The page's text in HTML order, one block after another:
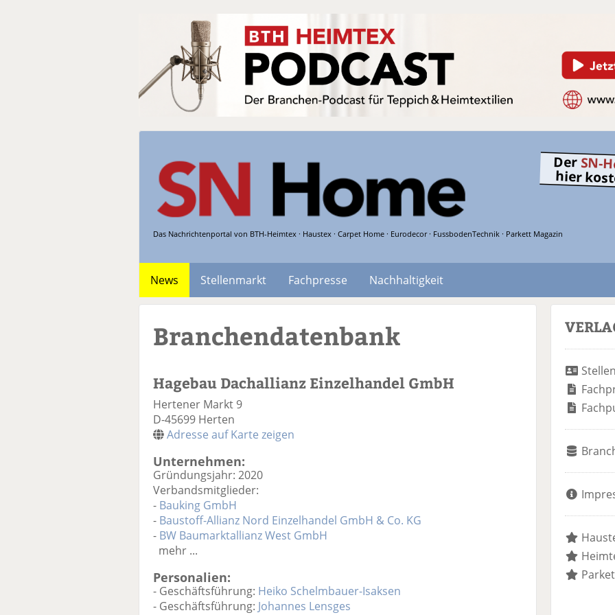
Das Nachrichtenportal von BTH-Heimtex · Haustex · Carpet Home · Eurodecor · FussbodenTechnik · Parkett Magazin
Der SN-
hier
News Stellenmarkt Fachpresse
Nachhaltigkeit
Branchendatenbank
Hagebau Dachallianz Einzelhandel GmbH
Hertener Markt 9
D-45699 Herten
Adresse auf Karte zeigen
Unternehmen:
Gründungsjahr: 2020
Verbandsmitglieder:
- Bauking GmbH
- Baustoff-Allianz Nord Einzelhandel GmbH & Co. KG
- BW Baumarktallianz West GmbH
mehr ...
Personalien:
- Geschäftsführung: Heiko Schelmbauer-Isaksen
- Geschäftsführung: Johannes Lensges